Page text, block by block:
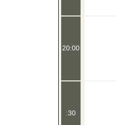
20:00
:30